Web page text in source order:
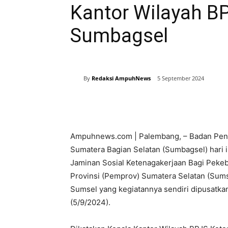
Kantor Wilayah
Sumbagsel
By Redaksi AmpuhNews 5 September 2024
Ampuhnews.com | Palembang, – Badan
Sumatera Bagian Selatan (Sumbagsel)
Jaminan Sosial Ketenagakerjaan Bagi
Provinsi (Pemprov) Sumatera Selatan
Sumsel yang kegiatannya sendiri
(5/9/2024).